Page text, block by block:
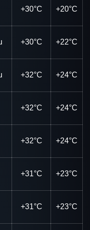
+30°C +20°C
+30°C +22°C
+32°C +24°C
+32°C +24°C
+32°C +24°C
+31°C +23°C
+31°C +23°C